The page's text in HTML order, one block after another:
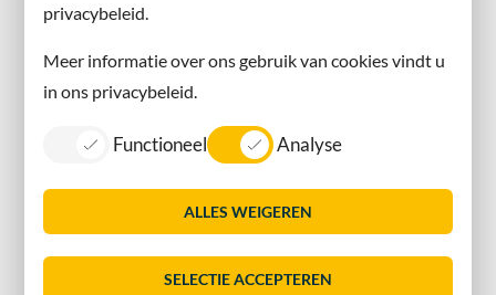
privacybeleid.
Meer informatie over ons gebruik van cookies vindt u
in ons privacybeleid.
Functioneel Analyse
ALLES WEIGEREN
SELECTIE ACCEPTEREN
Contact
Information in English
Sitemap
Toegankelijkheid